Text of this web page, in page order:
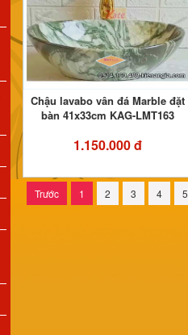
Chậu lavabo vân đá Marble đặt
bàn 41x33cm KAG-LMT163
1.150.000 đ
Trước 1 2 3 4 5